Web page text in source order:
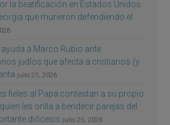
la beatificación en Estados Unidos
que murieron defendiendo el
a Marco Rubio ante
judíos que afecta a cristianos (y
julio 25, 2026
fieles al Papa contestan a su propio
les orilla a bendecir parejas del
diócesis julio 25, 2026